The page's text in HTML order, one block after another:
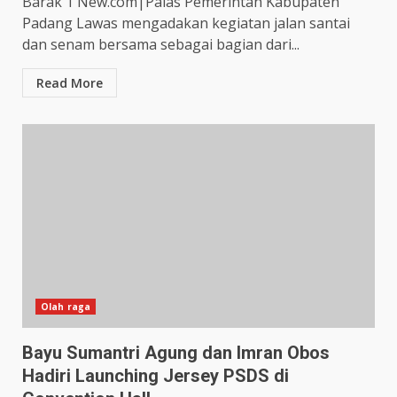
Padang Lawas mengadakan kegiatan jalan santai
dan senam bersama sebagai bagian dari...
Read More
Olah raga
Bayu Sumantri Agung dan Imran Obos
Hadiri Launching Jersey PSDS di